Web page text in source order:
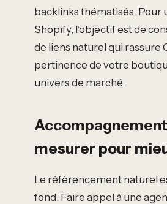
backlinks thématisés. Pour
Shopify, l’objectif est de
de liens naturel qui rassure
pertinence de votre
univers de marché.
mesurer pour
Le référencement naturel
fond. Faire appel à une